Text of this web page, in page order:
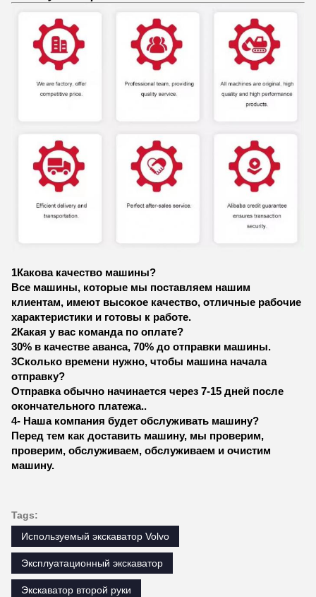
1Какова качество машины?
Все машины, которые мы поставляем нашим
клиентам, имеют высокое качество, отличные рабочие
характеристики и готовы к работе.
2Какая у вас команда по оплате?
30% в качестве аванса, 70% до отправки машины.
3Сколько времени нужно, чтобы машина начала
отправку?
Отправка обычно начинается через 7-15 дней после
окончательного платежа..
4- Наша компания будет обслуживать машину?
Перед тем как доставить машину, мы проверим,
проверим, обслуживаем, обслуживаем и очистим
машину.
Tags:
Используемый экскаватор Volvo
Эксплуатационный экскаватор
Экскаватор второй руки